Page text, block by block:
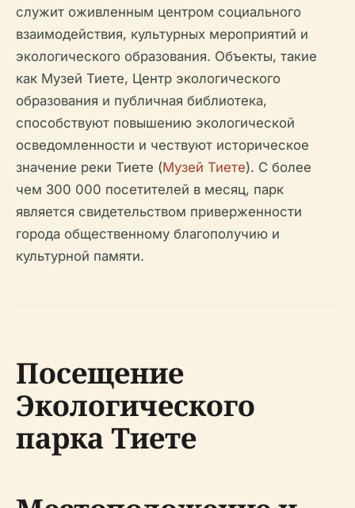
служит оживленным центром социального
взаимодействия, культурных мероприятий и
экологического образования. Объекты, такие
как Музей Тиете, Центр экологического
образования и публичная библиотека,
способствуют повышению экологической
осведомленности и чествуют историческое
значение реки Тиете (Музей Тиете). С более
чем 300 000 посетителей в месяц, парк
является свидетельством приверженности
города общественному благополучию и
культурной памяти.
Посещение
Экологического
парка Тиете